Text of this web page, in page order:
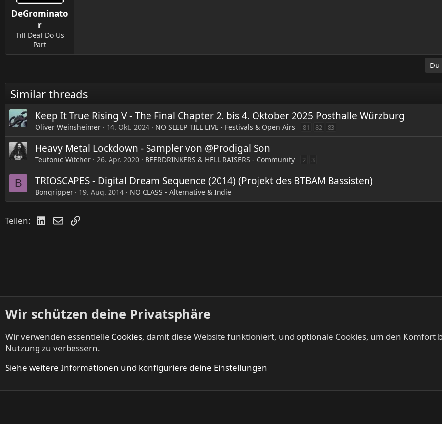
DeGrominato
r
Till Deaf Do Us
Part
Du
Similar threads
Keep It True Rising V - The Final Chapter 2. bis 4. Oktober 2025 Posthalle Würzburg
Oliver Weinsheimer 14. Okt. 2024 NO SLEEP TILL LIVE - Festivals & Open Airs 81 82 83
Heavy Metal Lockdown - Sampler von @Prodigal Son
Teutonic Witcher 26. Apr. 2020 BEERDRINKERS & HELL RAISERS - Community 2 3
B TRIOSCAPES - Digital Dream Sequence (2014) (Projekt des BTBAM Bassisten)
Bongripper 19. Aug. 2014 NO CLASS - Alternative & Indie
Teilen: LinkedIn
E-MailLink
Startseite Foren Musik IRON FISTS - Heavy Metal & Doom Metal
Wir schützen deine Privatsphäre
Wir verwenden essentielle Cookies, damit diese Website funktioniert, und optionale Cookies, um den Komfort
Nutzung zu verbessern.
Siehe weitere Informationen und konfiguriere deine Einstellungen